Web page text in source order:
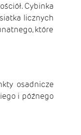
Cybinka
licznych
które
osadnicze
i późnego